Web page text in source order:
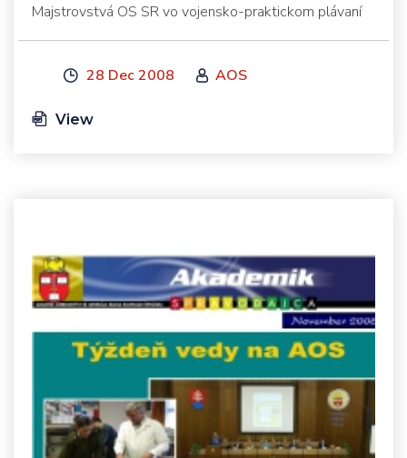
Majstrovstvá OS SR vo vojensko-praktickom plávaní
28 Dec 2008 AOS
View